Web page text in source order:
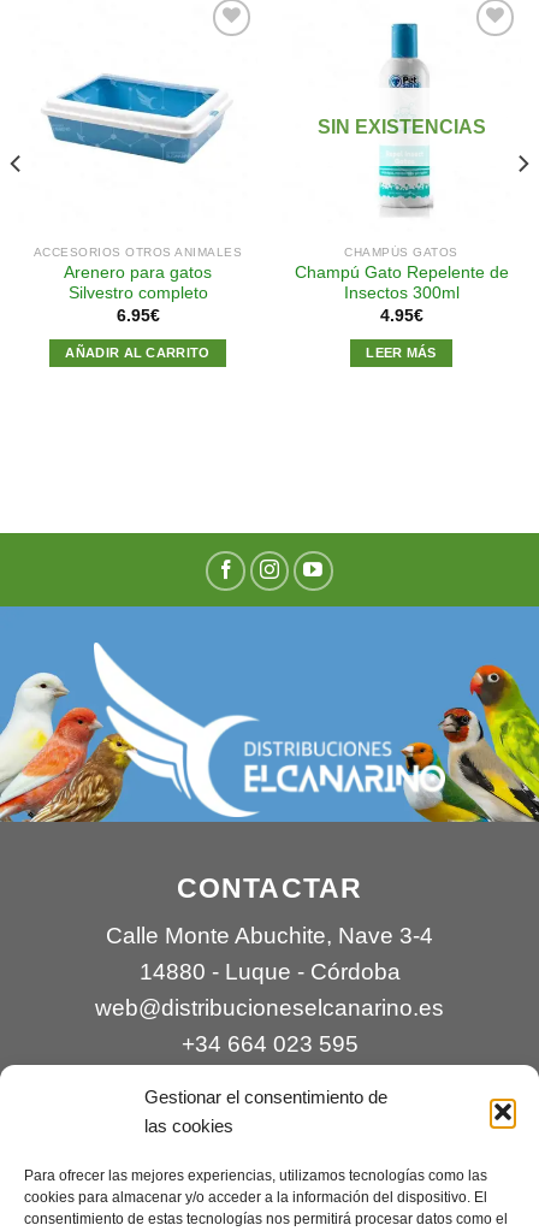
Gestionar el consentimiento de
las cookies
Para ofrecer las mejores experiencias, utilizamos tecnologías como las
cookies para almacenar y/o acceder a la información del dispositivo. El
consentimiento de estas tecnologías nos permitirá procesar datos como el
Añadir
a la
lista de
deseos
ACCESORIOS OTROS ANIMALES
Arenero para gatos
Silvestro completo
6.95€
AÑADIR AL CARRITO
lista de
SIN EXISTENCIAS
CHAMPÚS GATOS
Champú Gato Repelente de
Insectos 300ml
4.95€
LEER MÁS
CONTACTAR
Calle Monte Abuchite, Nave 3-4
14880 - Luque - Córdoba
web@distribucioneselcanarino.es
+34 664 023 595